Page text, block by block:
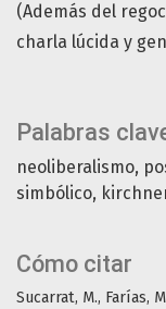
Palabras
neoliberalismo
simbólico
Cómo citar
Sucarrat, M., Farías,
(Además del
charla lúcida y